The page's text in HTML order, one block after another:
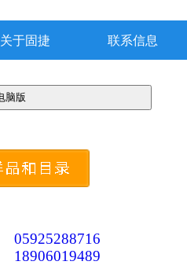
关于固捷 联系信息
05925288716
18906019489